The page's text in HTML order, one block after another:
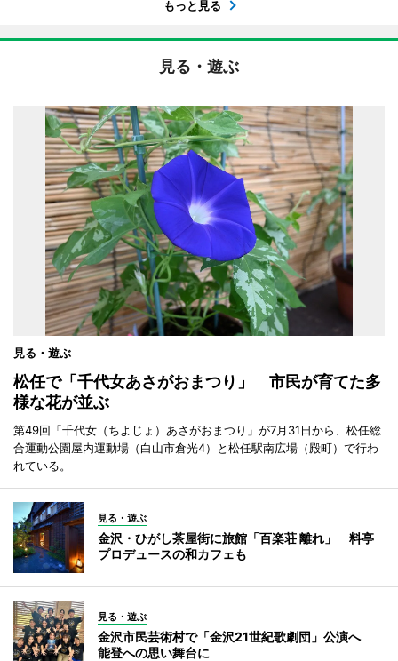
もっと見る
見る・遊ぶ
見る・遊ぶ
松任で「千代女あさがおまつり」 市民が育てた多
様な花が並ぶ
第49回「千代女（ちよじょ）あさがおまつり」が7月31日から、松任総
合運動公園屋内運動場（白山市倉光4）と松任駅南広場（殿町）で行わ
れている。
見る・遊ぶ
金沢・ひがし茶屋街に旅館「百楽荘 離れ」 料亭
プロデュースの和カフェも
見る・遊ぶ
金沢市民芸術村で「金沢21世紀歌劇団」公演へ
能登への思い舞台に